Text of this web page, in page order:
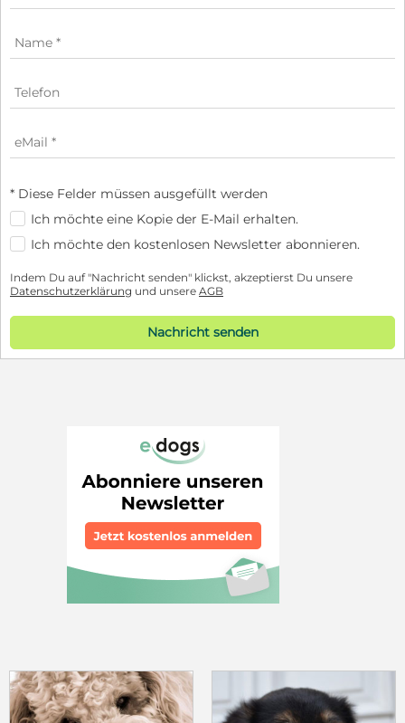
* Diese Felder müssen ausgefüllt werden
Ich möchte eine Kopie der E-Mail erhalten.
Ich möchte den kostenlosen Newsletter abonnieren.
Indem Du auf "Nachricht senden" klickst, akzeptierst Du unsere
Datenschutzerklärung und unsere AGB
Nachricht senden